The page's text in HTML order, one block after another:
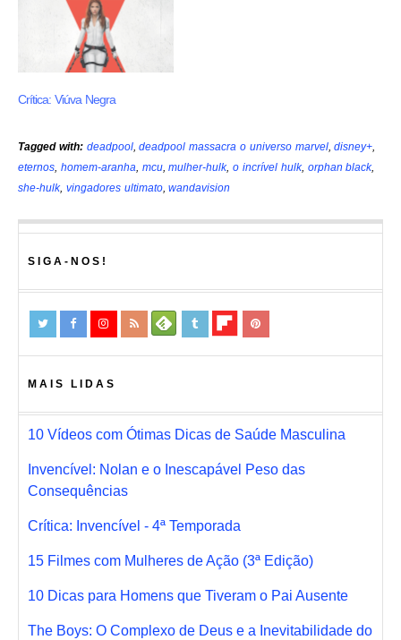
Crítica: Viúva Negra
Tagged with: deadpool,deadpool massacra o universo marvel,disney+,
eternos, homem-aranha, mcu,mulher-hulk,o incrível hulk, orphan black,
she-hulk, vingadores ultimato,wandavision
SIGA-NOS!
MAIS LIDAS
10 Vídeos com Ótimas Dicas de Saúde Masculina
Invencível: Nolan e o Inescapável Peso das
Consequências
Crítica: Invencível - 4ª Temporada
15 Filmes com Mulheres de Ação (3ª Edição)
10 Dicas para Homens que Tiveram o Pai Ausente
The Boys: O Complexo de Deus e a Inevitabilidade do